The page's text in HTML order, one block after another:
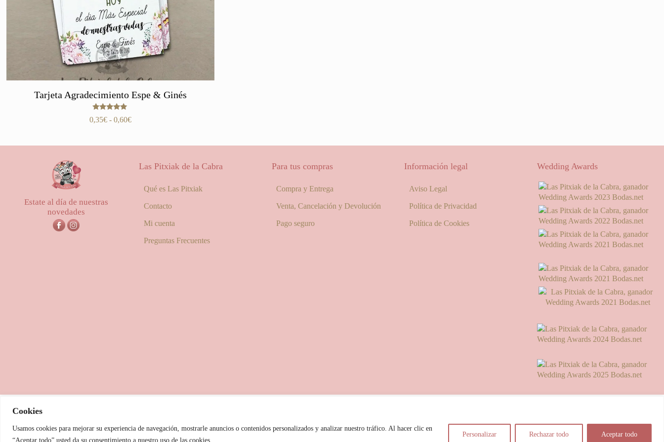
Cookies
Usamos cookies para mejorar su experiencia de navegación, mostrarle anuncios o contenidos personalizados y analizar nuestro tráfico. Al hacer clic en
“Aceptar todo” usted da su consentimiento a nuestro uso de las cookies.
Personalizar Rechazar todo Aceptar todo
Tarjeta Agradecimiento Espe & Ginés
Valorado
con
0,35€ - 0,60€Rango
hasta
Estate al día de nuestras
novedades
Las Pitxiak de la Cabra
Qué es Las Pitxiak
Contacto
Mi cuenta
Preguntas Frecuentes
Para tus compras
Compra y Entrega
Venta, Cancelación y Devolución
Pago seguro
Información legal
Aviso Legal
Política de Privacidad
Política de Cookies
Wedding Awards
info@laspitxiakdelacabra.com | +34 626 540 953 | Horario de atención: De 9.00 a 21.00 horas (vía Whatsapp)